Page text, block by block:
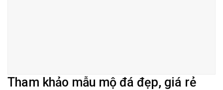
Tham khảo mẫu mộ đá đẹp, giá rẻ